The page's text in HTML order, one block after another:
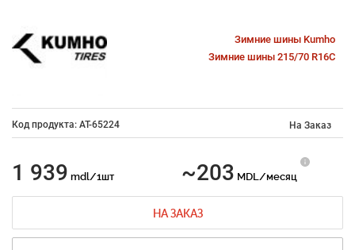
Зимние шины Kumho
Зимние шины 215/70 R16C
Код продукта: AT-65224 На Заказ
1 939 mdl/1шт ~203 MDL/месяц
НА ЗАКАЗ